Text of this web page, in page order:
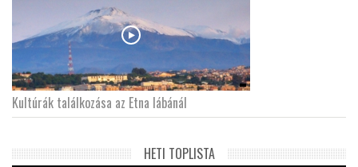
Kultúrák találkozása az Etna lábánál
HETI TOPLISTA